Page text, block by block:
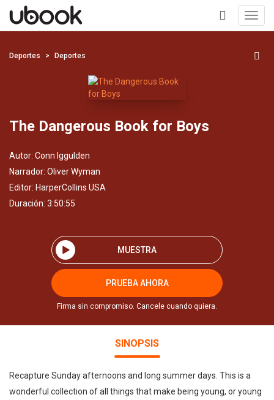
+
Deportes Deportes
The Dangerous Book for Boys
Autor: Conn Iggulden
Narrador: Oliver Wyman
Editor: HarperCollins USA
Duración: 3:50:55
MUESTRA
PRUEBA AHORA
Firma sin compromiso. Cancele cuando quiera.
SINOPSIS
Recapture Sunday afternoons and long summer days. This is a
wonderful collection of all things that make being young, or young